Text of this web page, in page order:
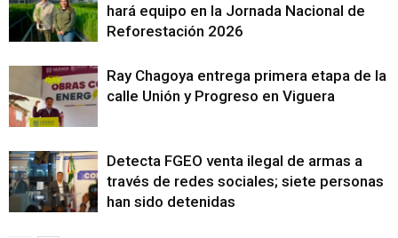
hará equipo en la Jornada Nacional de
Reforestación 2026
Ray Chagoya entrega primera etapa de la
calle Unión y Progreso en Viguera
Detecta FGEO venta ilegal de armas a
través de redes sociales; siete personas
han sido detenidas